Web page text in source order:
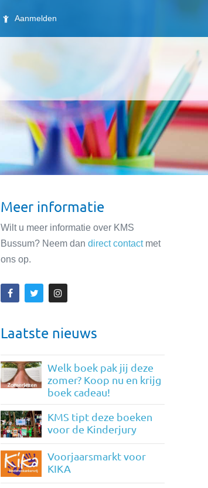
Aanmelden
Meer informatie
Wilt u meer informatie over KMS
Bussum? Neem dan direct contactmet
ons op.
Laatste nieuws
Welk boek pak jij deze
zomer? Koop nu en krijg
boek cadeau!
KMS tipt deze boeken
voor de Kinderjury
Voorjaarsmarkt voor
KIKA